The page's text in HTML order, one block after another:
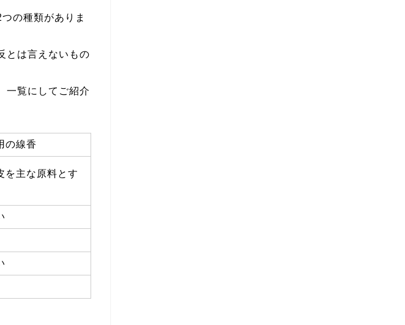
の種類がありま
とは言えないもの
一覧にしてご紹介
の線香
を主な原料とす